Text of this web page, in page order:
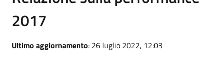
2017
Ultimo aggiornamento: 26 luglio 2022, 12:03